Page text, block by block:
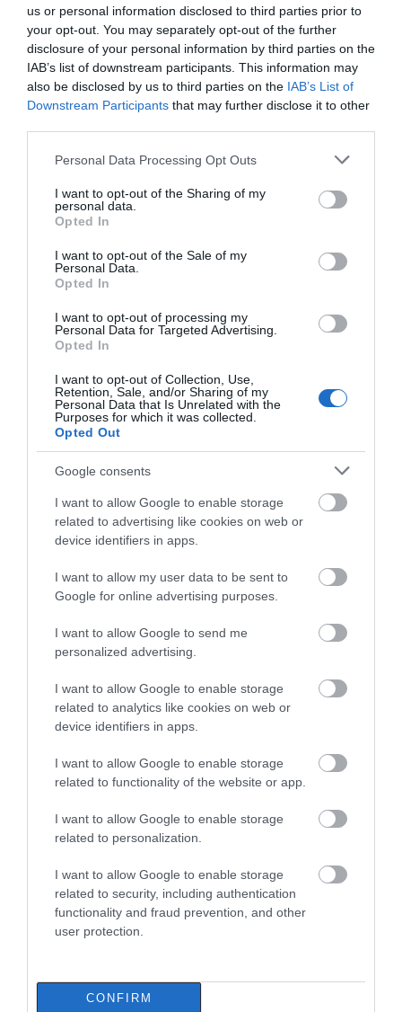
us or personal information disclosed to third parties prior to
your opt-out. You may separately opt-out of the further
disclosure of your personal information by third parties on the
IAB’s list of downstream participants. This information may
also be disclosed by us to third parties on the IAB’s List of
Downstream Participants that may further disclose it to other
Please note that this website/app uses one or more Google
not limited to your visit or usage behaviour. You may click to
grant or deny consent to Google and its third-party tags to
use your data for below specified purposes in below Google
consent section.
Personal Data Processing Opt Outs
I want to opt-out of the Sharing of my
personal data.
Opted In
I want to opt-out of the Sale of my
Personal Data.
Opted In
I want to opt-out of processing my
Personal Data for Targeted Advertising.
Opted In
I want to opt-out of Collection, Use,
Retention, Sale, and/or Sharing of my
Personal Data that Is Unrelated with the
Purposes for which it was collected.
Opted Out
Google consents
I want to allow Google to enable storage
related to advertising like cookies on web or
device identifiers in apps.
I want to allow my user data to be sent to
Google for online advertising purposes.
I want to allow Google to send me
personalized advertising.
I want to allow Google to enable storage
related to analytics like cookies on web or
device identifiers in apps.
I want to allow Google to enable storage
related to functionality of the website or app.
I want to allow Google to enable storage
related to personalization.
I want to allow Google to enable storage
related to security, including authentication
functionality and fraud prevention, and other
user protection.
CONFIRM
«Κόκκινος» συναγερμός στην
Εύβοια: Red Code αύριο Κυριακή –
Αυξημένη ετοιμότητα παντού
08.08.2026 | 17:00
κράνος!
08.08.2026 | 16:40
Θρήνος σε όλη την Εύβοια για τον
επιχειρηματία που έφυγε απο
την ζωή
08.08.2026 | 16:20
Πάτρα: Θρήνος για μωράκι μόλις 8
ημερών – Νοσηλευόταν στη ΜΕΘ
Νεογνών
Αρχίζουν τα έργα για το νέο
κλειστό γυμναστήριο στην Εύβοια
Εύβοια: Πότε θα γίνει ο
καθιερωμένος έρανος
Παναγίας»
Κάνεις δεν ξεχνά τι
έζησε η Εύβοια πριν
Αγανάκτηση σε χωριό
της Εύβοιας: Μένουν
κάθε μέρα χωρίς νερό –
Σοβαρή καταγγελία
Σε πελάγη ευτυχίας
Εύβοια! Έγινε για τρίτη
φορά παππούς!